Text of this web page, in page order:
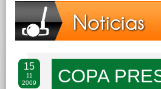
Noticias
COPA
15
11
2009